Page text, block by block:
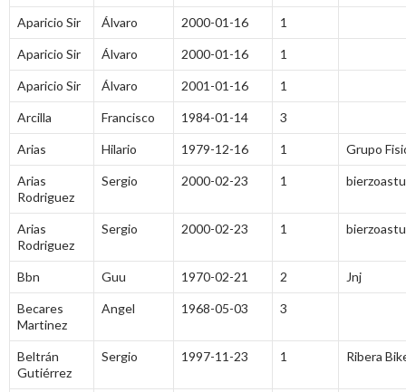
Aparicio Sir Álvaro 2000-01-16 1
Aparicio Sir Álvaro 2000-01-16 1
Aparicio Sir Álvaro 2001-01-16 1
Arcilla Francisco 1984-01-14 3
Arias Hilario 1979-12-16 1 Grupo
Arias
Rodriguez
Sergio 2000-02-23 1
Arias
Rodriguez
Sergio 2000-02-23 1
Bbn Guu 1970-02-21 2 Jnj
Becares
Martinez
Angel 1968-05-03 3
Beltrán
Gutiérrez
Sergio 1997-11-23 1 Ribera